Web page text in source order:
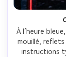
À l’heure
mouillé, reflets
instructions